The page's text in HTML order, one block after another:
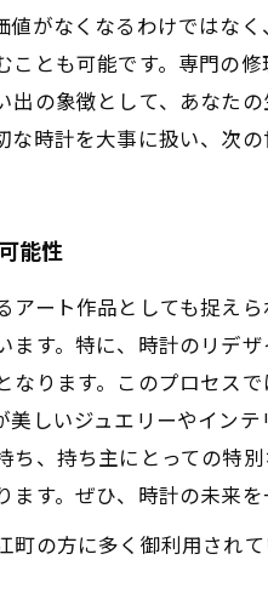
がなくなるわけではな
とも可能です。専門の
の象徴として、あなた
時計を大事に扱い、次
能性
ート作品としても捉え
す。特に、時計のリデ
ります。このプロセス
しいジュエリーやイン
、持ち主にとっての特
す。ぜひ、時計の未来を
の方に多く御利用されて